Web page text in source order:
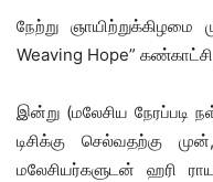
நேற்று
Weaving Hope”
இன்று (மலேசிய நேரப்படி
டிசிக்கு செல்வதற்கு
மலேசியர்களுடன் ஹரி